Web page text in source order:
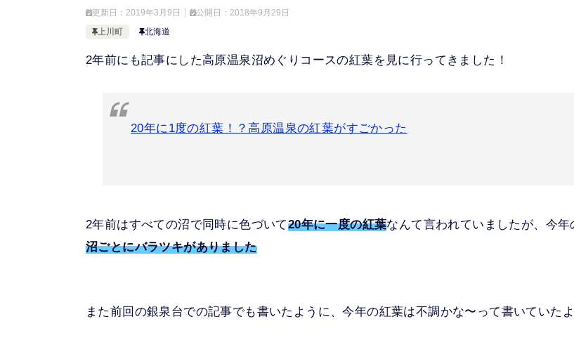
更新日： 2019年3月9日 公開日： 2018年9月29日
上川町
北海道
2年前にも記事にした高原温泉沼めぐりコースの紅葉を見に行ってきました！
20年に1度の紅葉！？高原温泉の紅葉がすごかった
2年前はすべての沼で同時に色づいて20年に一度の紅葉なんて言われていましたが、今年
沼ごとにバラツキがありました
また前回の銀泉台での記事でも書いたように、今年の紅葉は不調かな〜って書いていた